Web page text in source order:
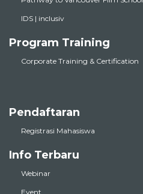
IDS | inclusiv
Program Training
Corporate Training & Certification
Pendaftaran
Registrasi Mahasiswa
Info Terbaru
Webinar
Event